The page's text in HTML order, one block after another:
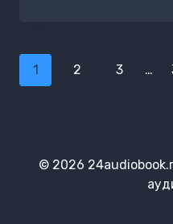
Навигация
по
1 2 3 …
© 2026